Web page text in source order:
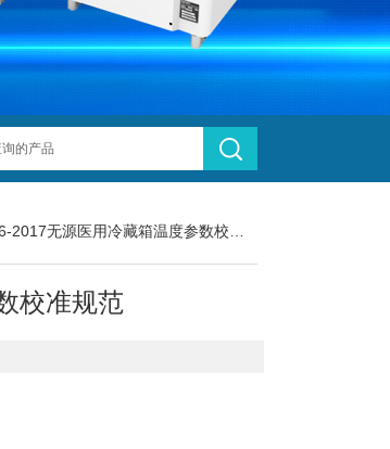
无源医用冷藏箱温度参数校准规范
校准规范